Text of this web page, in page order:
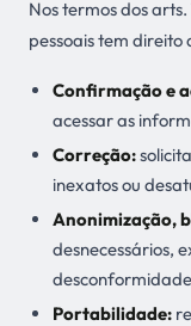
Nos termos dos
pessoais tem direito
Confirmação e
acessar as
Correção:
inexatos ou
Anonimização,
desnecessários,
Portabilidade: